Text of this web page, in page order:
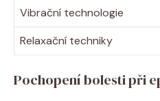
Vibrační technologie
Relaxační techniky
Pochopení bolesti při